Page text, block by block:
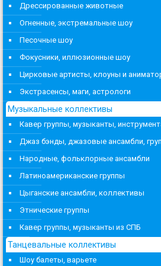
Дрессированные животные
Огненные, экстремальные шоу
Песочные шоу
Фокусники, иллюзионные шоу
Цирковые артисты, клоуны и
Экстрасенсы, маги, астрологи
Музыкальные коллективы
Кавер группы, музыканты,
Джаз бэнды, джазовые ансамбли,
Народные, фольклорные ансамбли
Латиноамериканские группы
Цыганские ансамбли, коллективы
Этнические группы
Кавер группы, музыканты из СПБ
Танцевальные коллективы
Шоу балеты, варьете